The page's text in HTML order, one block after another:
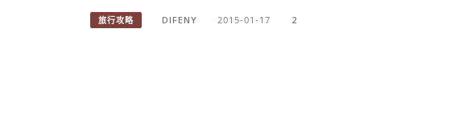
旅行攻略 DIFENY 2015-01-17 2